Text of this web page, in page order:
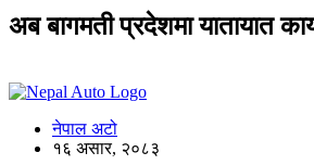
अब बागमती प्रदेशमा यातायात
नेपाल अटो
१६ असार, २०८३